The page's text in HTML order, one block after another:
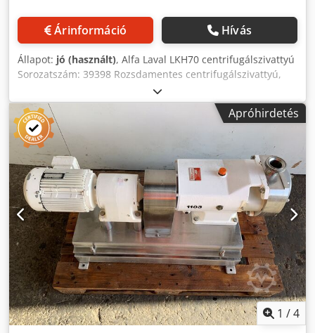
Árinformáció Hívás
Állapot: jó (használt), Alfa Laval LKH70 centrifugálszivattyú
Sorozatszám: 39398 Rozsdamentes centrifugálszivattyú,
30Kw motor, 3Ph Dedpfx Aju N Hv Noilskr
Apróhirdetés
1 /4